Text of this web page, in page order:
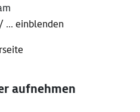
... einblenden
aufnehmen